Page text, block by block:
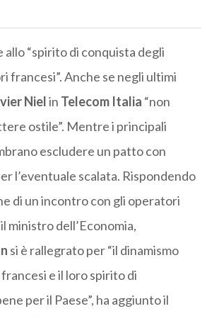
allo “spirito di conquista degli
francesi”. Anche se negli ultimi
Nielin Telecom Italia “non
ostile”. Mentre i principali
escludere un patto con
l’eventuale scalata. Rispondendo
di un incontro con gli operatori
ministro dell’Economia,
si è rallegrato per “il dinamismo
e il loro spirito di
per il Paese”, ha aggiunto il